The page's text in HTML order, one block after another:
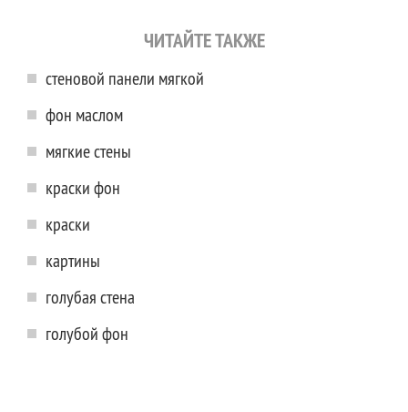
ЧИТАЙТЕ ТАКЖЕ
стеновой панели мягкой
фон маслом
мягкие стены
краски фон
краски
картины
голубая стена
голубой фон